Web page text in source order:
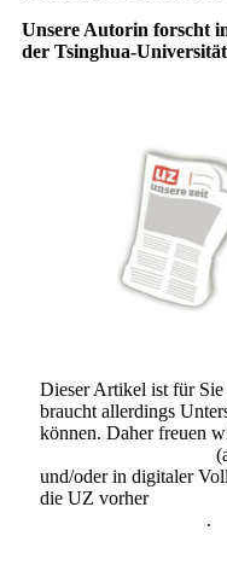
Unsere Autorin forscht
der Tsinghua-
Dieser Artikel ist für
braucht allerdings
können. Daher freuen
und/oder in digitaler
die UZ vorher
.